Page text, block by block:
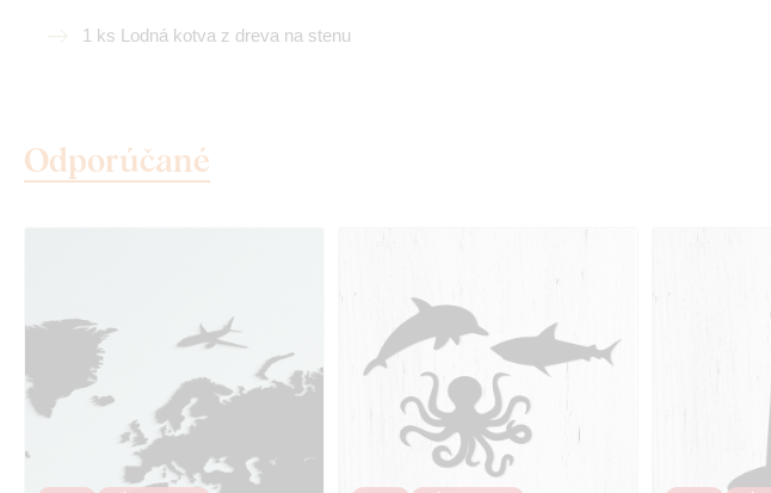
1 ks Lodná kotva z dreva na stenu
Odporúčané